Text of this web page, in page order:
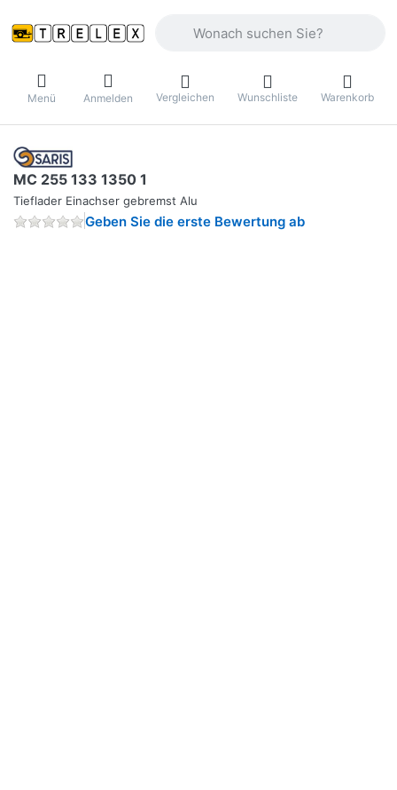
Menü Anmelden Vergleichen Wunschliste Warenkorb
MC 255 133 1350 1
Tieflader Einachser gebremst Alu
Geben Sie die erste Bewertung ab